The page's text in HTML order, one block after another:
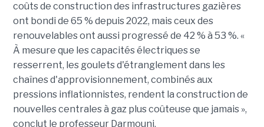
coûts de construction des infrastructures gazières
ont bondi de 65 % depuis 2022, mais ceux des
renouvelables ont aussi progressé de 42 % à 53 %. «
À mesure que les capacités électriques se
resserrent, les goulets d'étranglement dans les
chaînes d'approvisionnement, combinés aux
pressions inflationnistes, rendent la construction de
nouvelles centrales à gaz plus coûteuse que jamais »,
conclut le professeur Darmouni.